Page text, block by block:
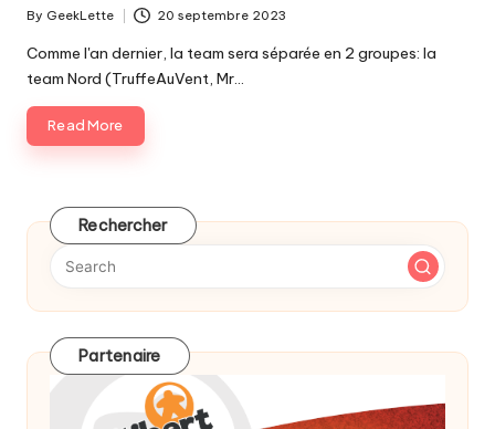
Posted
by
By GeekLette 20 septembre 2023
Comme l'an dernier, la team sera séparée en 2 groupes: la
team Nord (TruffeAuVent, Mr…
Read More
Rechercher
Partenaire